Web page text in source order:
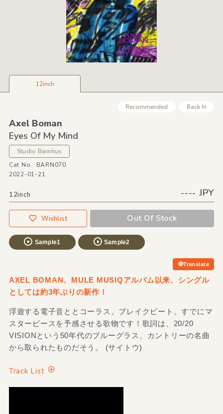
12inch
Recommended Back In
Axel Boman
Eyes Of My Mind
Studio Barnhus
Cat No.: BARN070
2022-01-21
12inch ---- JPY
Wishlist Out Of Stock
Sample1 Sample2
Translate
AXEL BOMAN、MULE MUSIQアルバム以来、シングル
としては約3年ぶりの新作！
浮遊する電子音ととコーラス。ブレイクビート。すでにマ
スターピースを予感させる歌物です！歌詞は、20/20
VISIONという50年代のブルーグラス、カントリーの名曲
から取られたものだそう。 (サイトウ)
Track List